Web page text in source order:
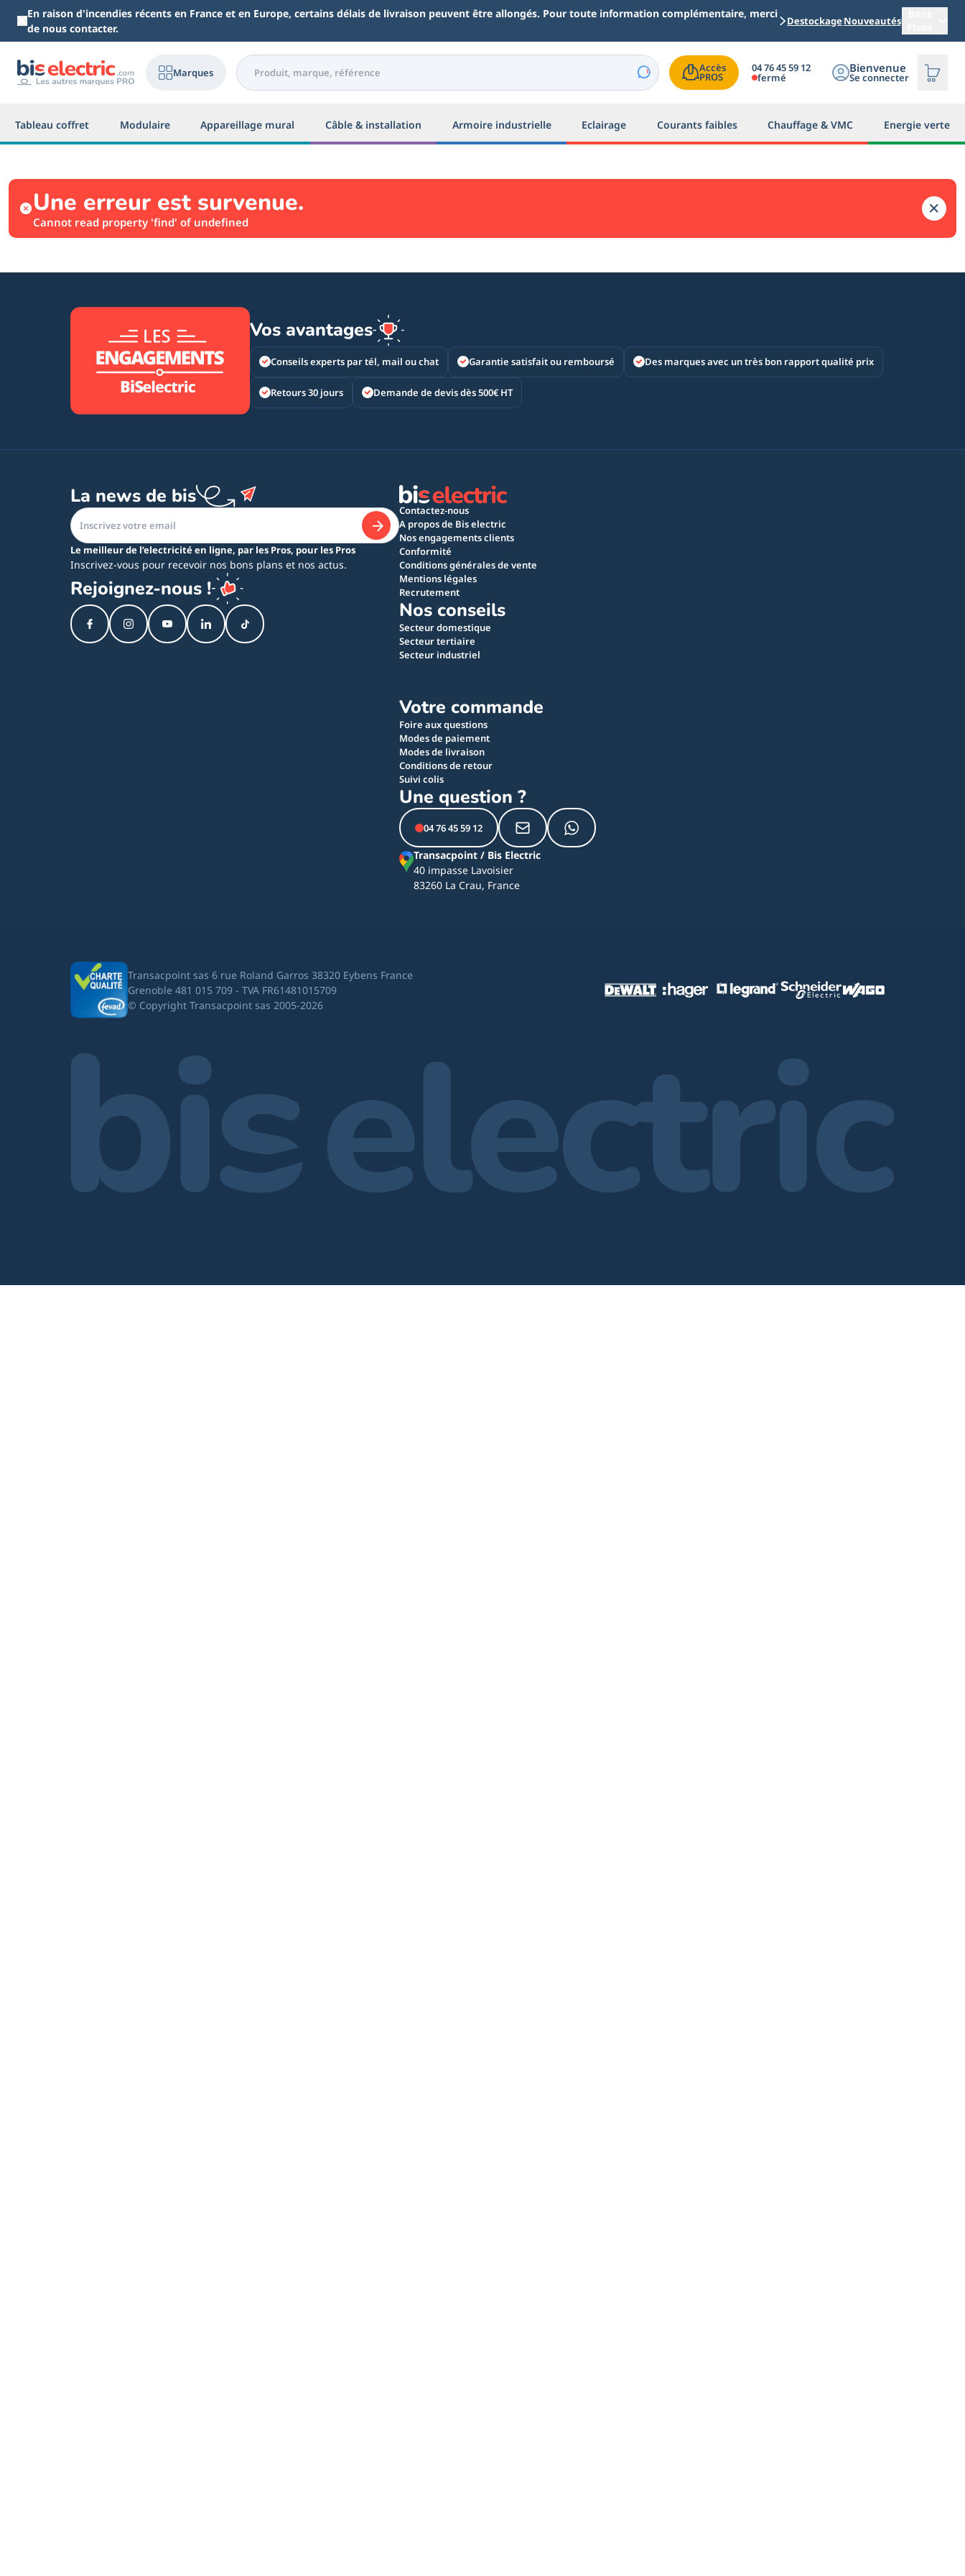
Aller au contenu principal
En raison d'incendies récents en France et en Europe, certains délais de livraison peuvent être allongés. Pour toute information complémentaire, merci
de nous contacter.
DestockageNouveautés
Marques Accès
PROS
04 76 45 59 12
fermé
Bienvenue
Se connecter
Tableau coffret Modulaire Appareillage mural Câble & installation Armoire industrielle Eclairage Courants faibles Chauffage & VMC Energie verte
Une erreur est survenue.
Cannot read property 'find' of undefined
Vos avantages
Conseils experts par tél, mail ou chat Garantie satisfait ou remboursé Des marques avec un très bon rapport qualité prix
Retours 30 jours Demande de devis dès 500€ HT
La news de bis
Le meilleur de l’electricité en ligne, par les Pros, pour les Pros
Inscrivez-vous pour recevoir nos bons plans et nos actus.
Rejoignez-nous !
Contactez-nous
A propos de Bis electric
Nos engagements clients
Conformité
Conditions générales de vente
Mentions légales
Recrutement
Nos conseils
Secteur domestique
Secteur tertiaire
Secteur industriel
Votre commande
Foire aux questions
Modes de paiement
Modes de livraison
Conditions de retour
Suivi colis
Une question ?
04 76 45 59 12
Transacpoint / Bis Electric
40 impasse Lavoisier
83260 La Crau, France
Transacpoint sas 6 rue Roland Garros 38320 Eybens France
Grenoble 481 015 709 - TVA FR61481015709
© Copyright Transacpoint sas 2005-2026